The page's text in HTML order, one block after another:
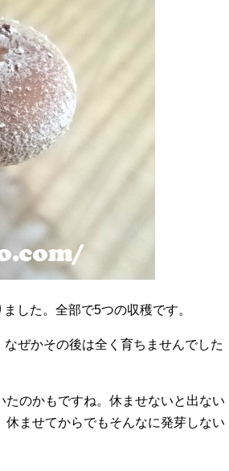
した。全部で5つの収穫です。
ぜかその後は全く育ちませんでした
のかもですね。休ませないと出ない
ませてからでもそんなに発芽しない